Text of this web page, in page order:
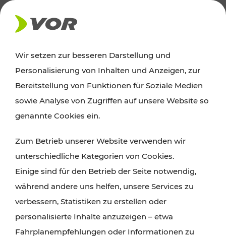
AKTUELLES
Ausflugstipps
Wien, Niederösterreich und das Burgenland
Wanderungen, Kultur und Gastronomie,
Radtouren oder purer Naturgenuss – viele
Attraktionen sind mit den Ticket- und Fahrplan-
Angeboten des VOR gut und schnell erreichbar.
Wir setzen zur besseren Darstellung und
Personalisierung von Inhalten und Anzeigen, zur
Bereitstellung von Funktionen für Soziale Medien
sowie Analyse von Zugriffen auf unsere Website so
genannte Cookies ein.
Zum Betrieb unserer Website verwenden wir
unterschiedliche Kategorien von Cookies.
Einige sind für den Betrieb der Seite notwendig,
während andere uns helfen, unsere Services zu
verbessern, Statistiken zu erstellen oder
personalisierte Inhalte anzuzeigen – etwa
Fahrplanempfehlungen oder Informationen zu